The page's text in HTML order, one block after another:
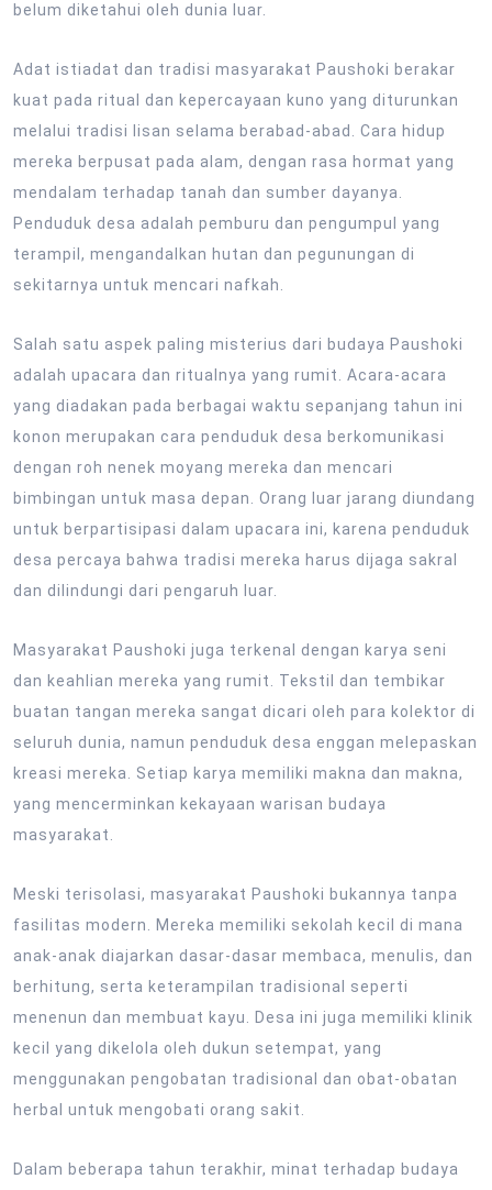
belum diketahui oleh dunia luar.
Adat istiadat dan tradisi masyarakat Paushoki berakar
kuat pada ritual dan kepercayaan kuno yang diturunkan
melalui tradisi lisan selama berabad-abad. Cara hidup
mereka berpusat pada alam, dengan rasa hormat yang
mendalam terhadap tanah dan sumber dayanya.
Penduduk desa adalah pemburu dan pengumpul yang
terampil, mengandalkan hutan dan pegunungan di
sekitarnya untuk mencari nafkah.
Salah satu aspek paling misterius dari budaya Paushoki
adalah upacara dan ritualnya yang rumit. Acara-acara
yang diadakan pada berbagai waktu sepanjang tahun ini
konon merupakan cara penduduk desa berkomunikasi
dengan roh nenek moyang mereka dan mencari
bimbingan untuk masa depan. Orang luar jarang diundang
untuk berpartisipasi dalam upacara ini, karena penduduk
desa percaya bahwa tradisi mereka harus dijaga sakral
dan dilindungi dari pengaruh luar.
Masyarakat Paushoki juga terkenal dengan karya seni
dan keahlian mereka yang rumit. Tekstil dan tembikar
buatan tangan mereka sangat dicari oleh para kolektor di
seluruh dunia, namun penduduk desa enggan melepaskan
kreasi mereka. Setiap karya memiliki makna dan makna,
yang mencerminkan kekayaan warisan budaya
masyarakat.
Meski terisolasi, masyarakat Paushoki bukannya tanpa
fasilitas modern. Mereka memiliki sekolah kecil di mana
anak-anak diajarkan dasar-dasar membaca, menulis, dan
berhitung, serta keterampilan tradisional seperti
menenun dan membuat kayu. Desa ini juga memiliki klinik
kecil yang dikelola oleh dukun setempat, yang
menggunakan pengobatan tradisional dan obat-obatan
herbal untuk mengobati orang sakit.
Dalam beberapa tahun terakhir, minat terhadap budaya